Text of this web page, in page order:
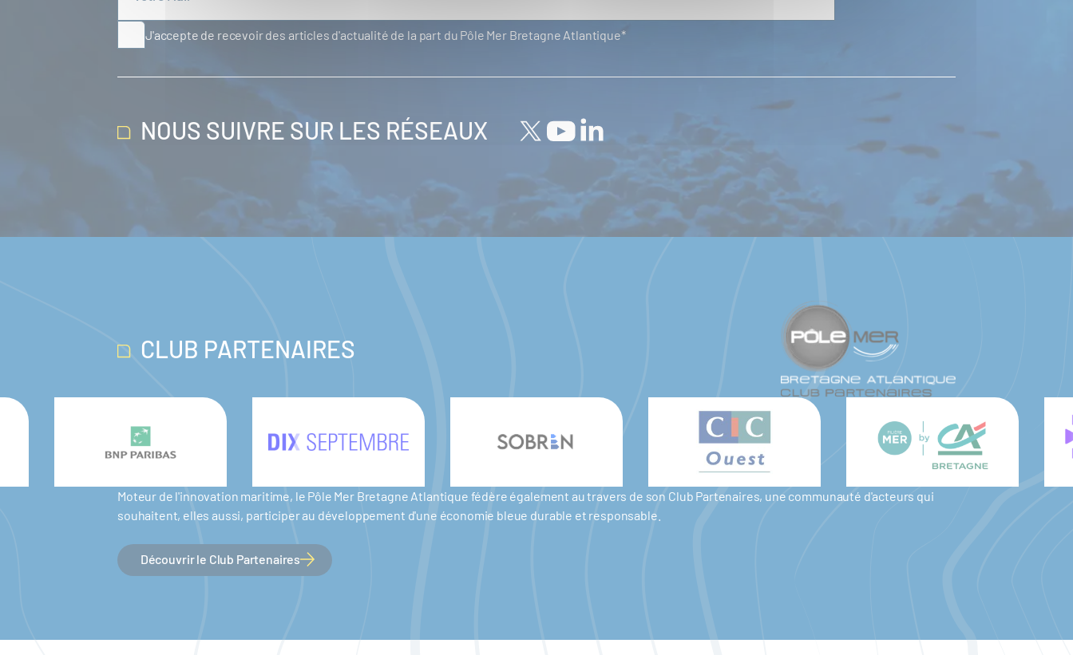
J'accepte de recevoir des articles d'actualité de la part du Pôle Mer Bretagne Atlantique
NOUS SUIVRE SUR LES RÉSEAUX
CLUB PARTENAIRES
Moteur de l'innovation maritime, le Pôle Mer Bretagne Atlantique fédère également au travers de son Club Partenaires, une communauté d'acteurs qui
souhaitent, elles aussi, participer au développement d'une économie bleue durable et responsable.
Découvrir le Club Partenaires